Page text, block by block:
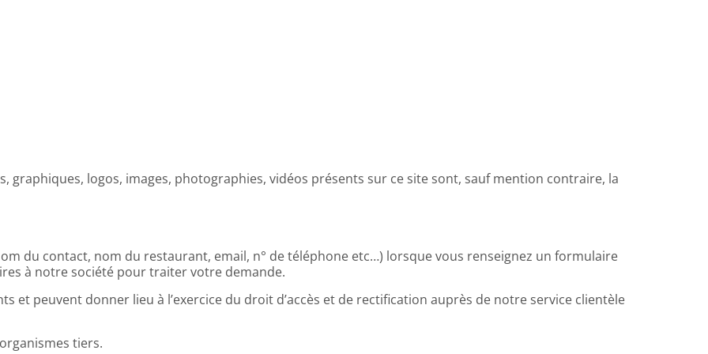
graphiques, logos, images, photographies, vidéos présents sur ce site sont, sauf mention contraire, la
du contact, nom du restaurant, email, n° de téléphone etc…) lorsque vous renseignez un formulaire
à notre société pour traiter votre demande.
et peuvent donner lieu à l’exercice du droit d’accès et de rectification auprès de notre service clientèle
tiers.